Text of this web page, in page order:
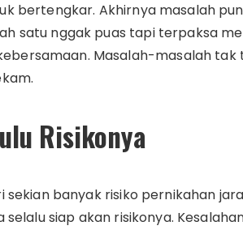
bertengkar. Akhirnya masalah
satu nggak puas tapi terpaksa
Masalah-masalah tak
Risikonya
sekian banyak risiko pernikahan
selalu siap akan risikonya.